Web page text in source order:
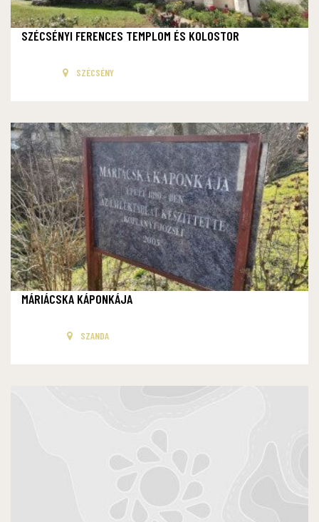
SZÉCSÉNYI FERENCES TEMPLOM ÉS KOLOSTOR
SZÉCSÉNY
MÁRIÁCSKA KÁPONKÁJA
SZANDA